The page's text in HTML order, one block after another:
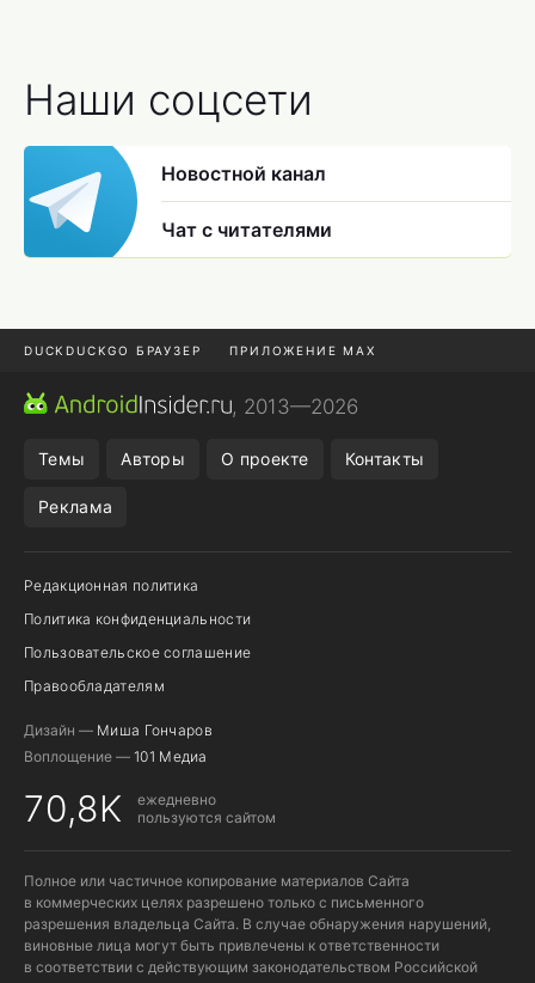
Наши соцсети
Новостной канал
Чат с читателями
DUCKDUCKGO БРАУЗЕР ПРИЛОЖЕНИЕ MAX
ПРИЛОЖЕНИЯ ANDROID
, 2013—2026
Темы Авторы О проекте Контакты
Реклама
Редакционная политика
Политика конфиденциальности
Пользовательское соглашение
Правообладателям
Дизайн — Миша Гончаров
Воплощение — 101 Медиа
70,8K
ежедневно
пользуются сайтом
Полное или частичное копирование материалов Сайта
в коммерческих целях разрешено только с письменного
разрешения владельца Сайта. В случае обнаружения нарушений,
виновные лица могут быть привлечены к ответственности
в соответствии с действующим законодательством Российской